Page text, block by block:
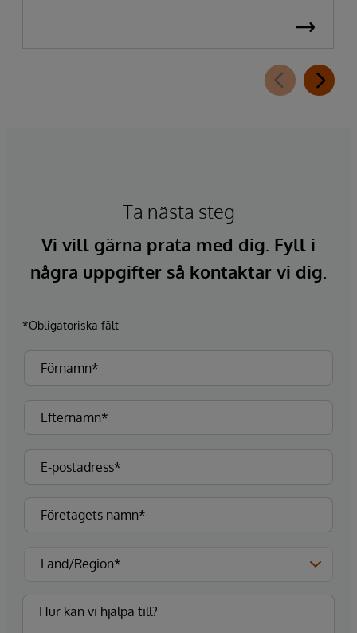
Ta nästa steg
Vi vill gärna prata med dig. Fyll i
några uppgifter så kontaktar vi dig.
*Obligatoriska fält